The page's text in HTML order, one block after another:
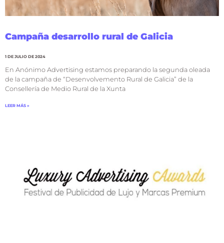
Campaña desarrollo rural de Galicia
1 DE JULIO DE 2024
En Anónimo Advertising estamos preparando la segunda oleada
de la campaña de “Desenvolvemento Rural de Galicia” de la
Consellería de Medio Rural de la Xunta
LEER MÁS »